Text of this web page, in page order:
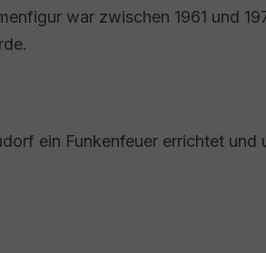
war zwischen 1961 und
ein Funkenfeuer errichtet und